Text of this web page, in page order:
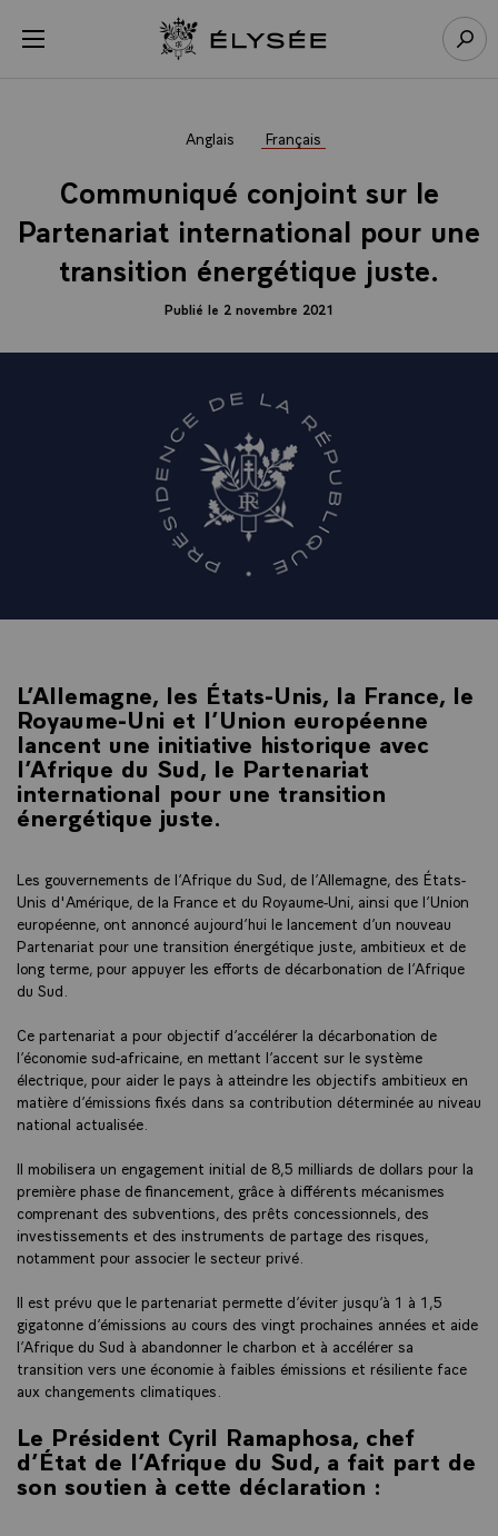
menu Retour à l’accueil Élysée
Anglais Français
Communiqué conjoint sur le
Partenariat international pour une
transition énergétique juste.
Publié le 2 novembre 2021
L’Allemagne, les États-Unis, la France, le
Royaume-Uni et l’Union européenne
lancent une initiative historique avec
l’Afrique du Sud, le Partenariat
international pour une transition
énergétique juste.
Les gouvernements de l’Afrique du Sud, de l’Allemagne, des États-
Unis d'Amérique, de la France et du Royaume-Uni, ainsi que l’Union
européenne, ont annoncé aujourd’hui le lancement d’un nouveau
Partenariat pour une transition énergétique juste, ambitieux et de
long terme, pour appuyer les efforts de décarbonation de l’Afrique
du Sud.
Ce partenariat a pour objectif d’accélérer la décarbonation de
l’économie sud-africaine, en mettant l’accent sur le système
électrique, pour aider le pays à atteindre les objectifs ambitieux en
matière d’émissions fixés dans sa contribution déterminée au niveau
national actualisée.
Il mobilisera un engagement initial de 8,5 milliards de dollars pour la
première phase de financement, grâce à différents mécanismes
comprenant des subventions, des prêts concessionnels, des
investissements et des instruments de partage des risques,
notamment pour associer le secteur privé.
Il est prévu que le partenariat permette d’éviter jusqu’à 1 à 1,5
gigatonne d’émissions au cours des vingt prochaines années et aide
l’Afrique du Sud à abandonner le charbon et à accélérer sa
transition vers une économie à faibles émissions et résiliente face
aux changements climatiques.
Le Président Cyril Ramaphosa, chef
d’État de l’Afrique du Sud, a fait part de
son soutien à cette déclaration :
Panneau de gestion des cookies